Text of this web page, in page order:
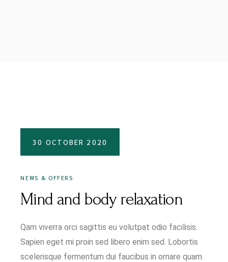
30 OCTOBER 2020
NEWS & OFFERS
Mind and body relaxation
Qam viverra orci sagittis eu volutpat odio facilisis.
Sapien eget mi proin sed libero enim sed. Lobortis
scelerisque fermentum dui faucibus in ornare quam.